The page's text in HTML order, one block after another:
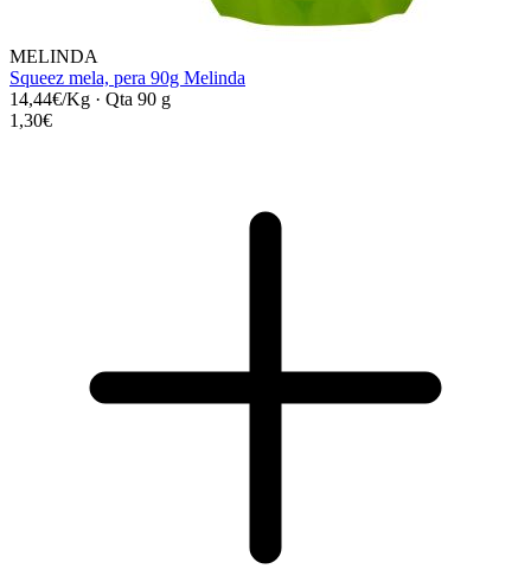
MELINDA
Squeez mela, pera 90g Melinda
14,44€/Kg · Qta 90 g
1,30€